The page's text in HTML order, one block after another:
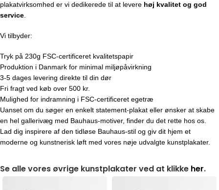
plakatvirksomhed er vi dedikerede til at levere høj kvalitet og god
service
Vi tilbyder:
Tryk på 230g FSC-certificeret kvalitetspapir
Produktion i Danmark for minimal miljøpåvirkning
3-5 dages levering direkte til din dør
Fri fragt ved køb over 500 kr.
Mulighed for indramning i FSC-certificeret egetræ
Uanset om du søger en enkelt statement-plakat eller ønsker at skabe
en hel gallerivæg med Bauhaus-motiver, finder du det rette hos os.
Lad dig inspirere af den tidløse Bauhaus-stil og giv dit hjem et
moderne og kunstnerisk løft med vores nøje udvalgte kunstplakater.
Se alle vores øvrige kunstplakater ved at klikke her.